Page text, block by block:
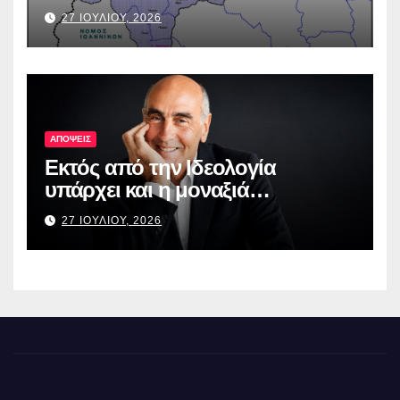
27 ΙΟΥΛΙΟΥ, 2026
ΑΠΟΨΕΙΣ
Εκτός από την Ιδεολογία
υπάρχει και η μοναξιά…
27 ΙΟΥΛΙΟΥ, 2026